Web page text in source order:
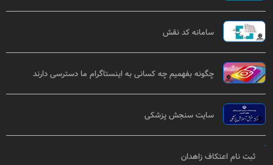
سامانه کد نقش
چگونه بفهمیم چه کسانی به اینستاگرام ما دسترسی دارند
سایت سنجش پزشکی
ثبت نام اعتکاف زاهدان